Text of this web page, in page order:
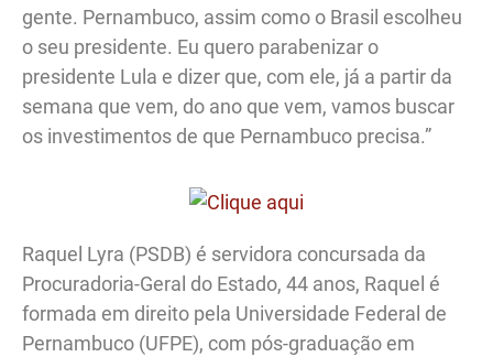
gente. Pernambuco, assim como o Brasil escolheu
o seu presidente. Eu quero parabenizar o
presidente Lula e dizer que, com ele, já a partir da
semana que vem, do ano que vem, vamos buscar
os investimentos de que Pernambuco precisa.”
Raquel Lyra (PSDB) é servidora concursada da
Procuradoria-Geral do Estado, 44 anos, Raquel é
formada em direito pela Universidade Federal de
Pernambuco (UFPE), com pós-graduação em